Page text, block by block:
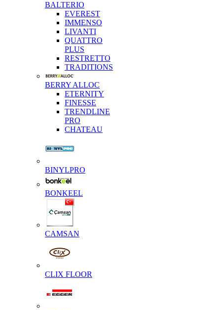
BALTERIO
EVEREST
IMMENSO
LIVANTI
QUATTRO
PLUS
RESTRETTO
TRADITIONS
BERRY ALLOC
ETERNITY
FINESSE
TRENDLINE
PRO
CHATEAU
BINYLPRO
BONKEEL
CAMSAN
CLIX FLOOR